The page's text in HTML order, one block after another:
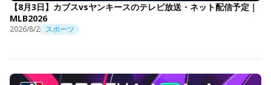
【8月3日】カブスvsヤンキースのテレビ放送・ネット配信予定｜
MLB2026
2026/8/2 スポーツ